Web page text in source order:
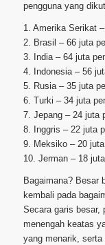
pengguna yang
1. Amerika Serikat
2. Brasil – 66 juta
3. India – 64 juta
4. Indonesia – 56
5. Rusia – 35 juta
6. Turki – 34 juta
7. Jepang – 24 juta
8. Inggris – 22 juta
9. Meksiko – 20
10. Jerman – 18
Bagaimana? Besar
kembali pada
Secara garis besar,
menengah keatas
yang menarik, serta